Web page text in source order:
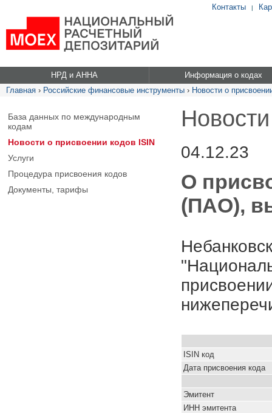
Контакты |
НРД и АННА
Информация о кодах
Главная › Российские финансовые инструменты › Новости о
База данных по международным
кодам
Новости о присвоении кодов ISIN
Услуги
Процедура присвоения кодов
Документы, тарифы
04.12.23
О
(ПАО),
ISIN код
Дата присвоения кода
Эмитент
ИНН эмитента